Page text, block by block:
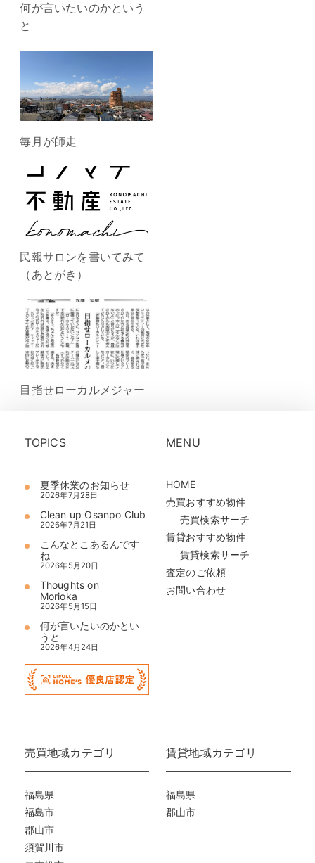
何が言いたいのかという
と
毎月が師走
民報サロンを書いてみて
（あとがき）
目指せローカルメジャー
TOPICS
夏季休業のお知らせ
2026年7月28日
Clean up Osanpo Club
2026年7月21日
こんなとこあるんです
ね
2026年5月20日
Thoughts on
Morioka
2026年5月15日
何が言いたいのかとい
うと
2026年4月24日
MENU
HOME
売買おすすめ物件
売買検索サーチ
賃貸おすすめ物件
賃貸検索サーチ
査定のご依頼
お問い合わせ
売買地域カテゴリ
福島県
福島市
郡山市
須賀川市
賃貸地域カテゴリ
福島県
郡山市